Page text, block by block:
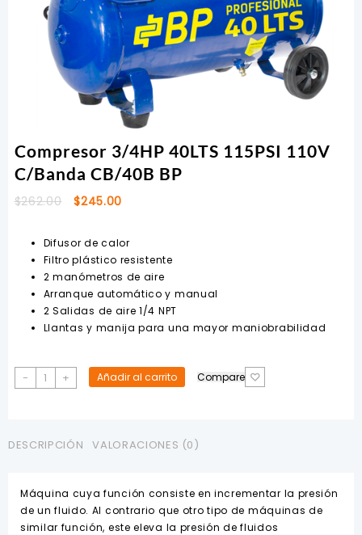
Compresor 3/4HP 40LTS 115PSI 110V
C/Banda CB/40B BP
$262.00
El
era:
$262.00.
$245.00
es:
$245.00.
Difusor de calor
Filtro plástico resistente
2 manómetros de aire
Arranque automático y manual
2 Salidas de aire 1/4 NPT
Llantas y manija para una mayor maniobrabilidad
-
Compresor
3/4HP
110V
BP
cantidad
+ Añadir al carrito Compare
DESCRIPCIÓN VALORACIONES (0)
Máquina cuya función consiste en incrementar la presión
de un fluido. Al contrario que otro tipo de máquinas de
similar función, este eleva la presión de fluidos